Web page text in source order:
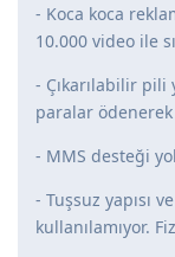
- Koca koca
10.000 video ile
- Çıkarılabilir pili
paralar
- MMS desteği
- Tuşsuz yapısı
kullanılamıyor.